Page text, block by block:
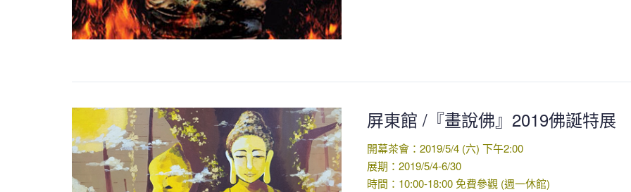
屏東館 /『畫說佛』2019佛誕特展
開幕茶會：2019/5/4 (六) 下午2:00
展期：2019/5/4-6/30
時間：10:00-18:00 免費參觀 (週一休館)